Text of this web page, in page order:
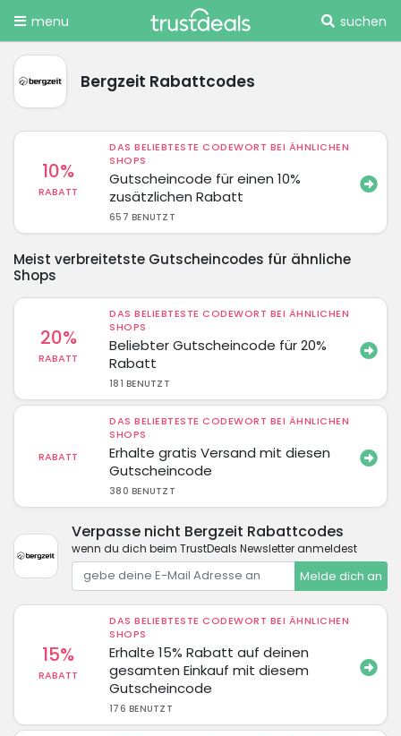
menu suchen
Bergzeit Rabattcodes
10%
RABATT
DAS BELIEBTESTE CODEWORT BEI ÄHNLICHEN
SHOPS
Gutscheincode für einen 10%
zusätzlichen Rabatt
657 BENUTZT
Meist verbreitetste Gutscheincodes für ähnliche
Shops
20%
RABATT
DAS BELIEBTESTE CODEWORT BEI ÄHNLICHEN
SHOPS
Beliebter Gutscheincode für 20%
Rabatt
181 BENUTZT
RABATT
DAS BELIEBTESTE CODEWORT BEI ÄHNLICHEN
SHOPS
Erhalte gratis Versand mit diesen
Gutscheincode
380 BENUTZT
Verpasse nicht Bergzeit Rabattcodes
wenn du dich beim TrustDeals Newsletter anmeldest
Melde dich an
15%
RABATT
DAS BELIEBTESTE CODEWORT BEI ÄHNLICHEN
SHOPS
Erhalte 15% Rabatt auf deinen
gesamten Einkauf mit diesem
Gutscheincode
176 BENUTZT